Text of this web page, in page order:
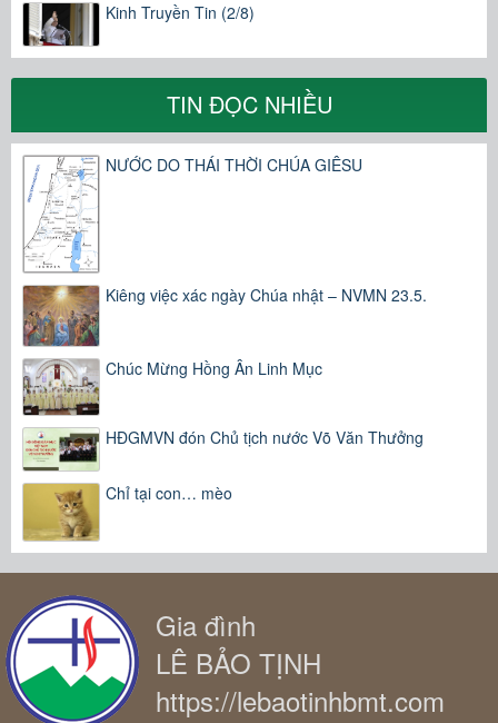
Kinh Truyền Tin (2/8)
TIN ĐỌC NHIỀU
NƯỚC DO THÁI THỜI CHÚA GIÊSU
Kiêng việc xác ngày Chúa nhật – NVMN 23.5.
Chúc Mừng Hồng Ân Linh Mục
HĐGMVN đón Chủ tịch nước Võ Văn Thưởng
Chỉ tại con… mèo
Gia đình
LÊ BẢO TỊNH
https://lebaotinhbmt.com